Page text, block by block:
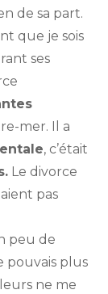
de sa part.
que je sois
ses
mer. Il a
, c’était
Le divorce
pas
peu de
pouvais plus
ne me